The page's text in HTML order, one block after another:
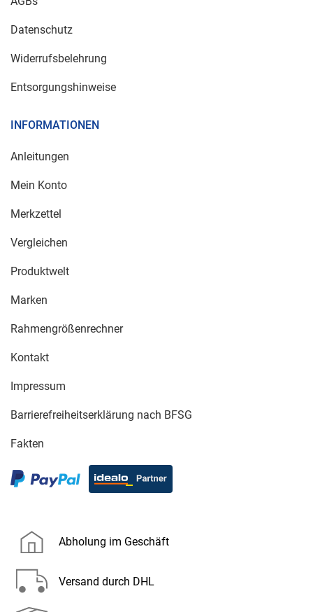
Datenschutz
Widerrufsbelehrung
Entsorgungshinweise
INFORMATIONEN
Anleitungen
Mein Konto
Merkzettel
Vergleichen
Produktwelt
Marken
Rahmengrößenrechner
Kontakt
Impressum
Barrierefreiheitserklärung nach BFSG
Fakten
Abholung im Geschäft
Versand durch DHL